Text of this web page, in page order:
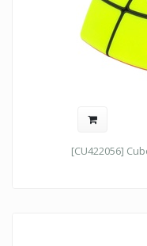
[CU422056]